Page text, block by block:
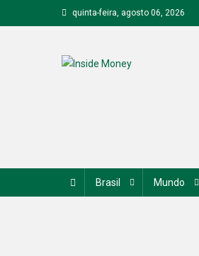
to
quinta-feira, agosto 06, 2026
Brasil Mundo